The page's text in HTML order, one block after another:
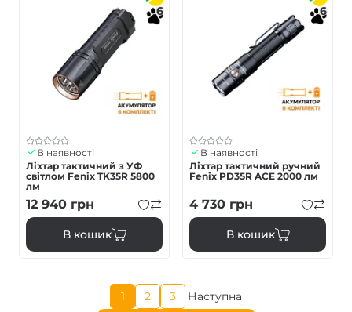
6
В наявності
Ліхтар тактичний з УФ
світлом Fenix TK35R 5800
лм
12 940 грн
В кошик
6
В наявності
Ліхтар тактичний ручний
Fenix PD35R ACE 2000 лм
4 730 грн
В кошик
Поточна
сторінка
1
Page
2
Page
3
Наступна
Наступна